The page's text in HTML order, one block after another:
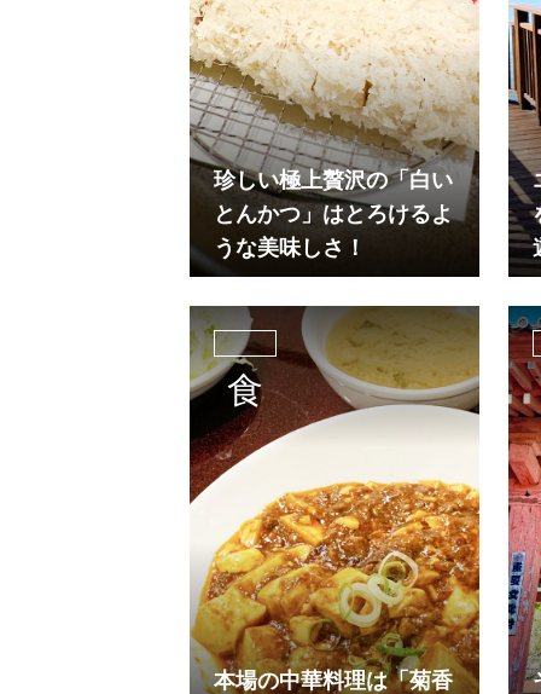
珍しい極上贅沢の「白い
とんかつ」はとろけるよ
うな美味しさ！
本場の中華料理は「菊香